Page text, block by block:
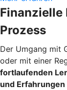
Prozess
Der Umgang mit
oder mit einer
fortlaufenden
und